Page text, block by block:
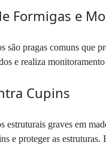
Formigas e
são pragas comuns que
e realiza
Cupins
estruturais graves em
e proteger as